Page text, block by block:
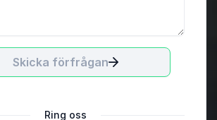
Skicka förfrågan
Ring oss